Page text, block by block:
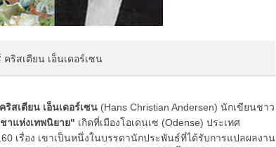
ริสเตียน เอ็นเดอร์เซน
ริสเตียน เอ็นเดอร์เซน (Hans Christian Andersen) นักเขียนชาว
าแห่งเทพนิยาย" เกิดที่เมืองโอเดนเซ (Odense) ประเทศ
เรื่อง เขาเป็นหนึ่งในบรรดานักประพันธ์ที่ได้รับการแปลผลงาน